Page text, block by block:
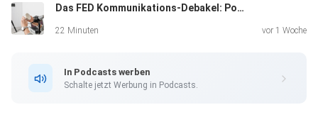
Das FED Kommunikations-Debakel: Powell vs. Warsh
22 Minuten vor 1 Woche
In Podcasts werben
Schalte jetzt Werbung in Podcasts.